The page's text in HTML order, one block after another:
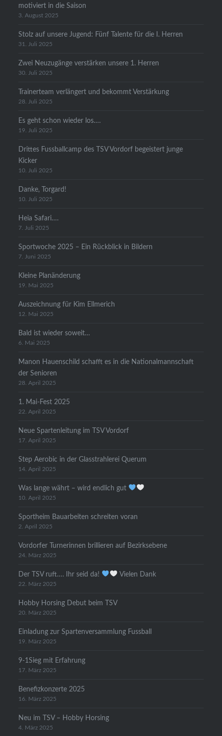
motiviert in die Saison
3. August 2025
Stolz auf unsere Jugend: Fünf Talente für die I. Herren
31. Juli 2025
Zwei Neuzugänge verstärken unsere 1. Herren
30. Juli 2025
Trainerteam verlängert und bekommt Verstärkung
28. Juli 2025
Es geht schon wieder los….
19. Juli 2025
Drittes Fussballcamp des TSV Vordorf begeistert junge
Kicker
10. Juli 2025
Danke, Torgard!
10. Juli 2025
Heia Safari….
7. Juli 2025
Sportwoche 2025 – Ein Rückblick in Bildern
7. Juni 2025
Kleine Planänderung
19. Mai 2025
Auszeichnung für Kim Ellmerich
12. Mai 2025
Bald ist wieder soweit…
6. Mai 2025
Manon Hauenschild schafft es in die Nationalmannschaft
der Senioren
28. April 2025
1. Mai-Fest 2025
22. April 2025
Neue Spartenleitung im TSV Vordorf
17. April 2025
Step Aerobic in der Glasstrahlerei Querum
14. April 2025
Was lange währt – wird endlich gut
10. April 2025
Sportheim Bauarbeiten schreiten voran
2. April 2025
Vordorfer Turnerinnen brillieren auf Bezirksebene
24. März 2025
Der TSV ruft…. Ihr seid da! Vielen Dank
22. März 2025
Hobby Horsing Debut beim TSV
20. März 2025
Einladung zur Spartenversammlung Fussball
19. März 2025
9-1Sieg mit Erfahrung
17. März 2025
Benefizkonzerte 2025
16. März 2025
Neu im TSV – Hobby Horsing
4. März 2025